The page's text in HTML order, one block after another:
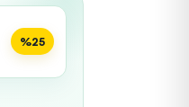
%25